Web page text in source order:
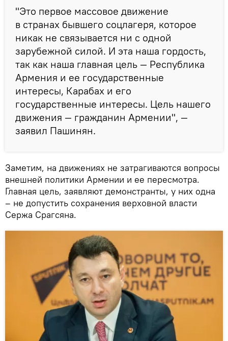
"Это первое массовое движение
в странах бывшего соцлагеря, которое
никак не связывается ни с одной
зарубежной силой. И эта наша гордость,
так как наша главная цель — Республика
Армения и ее государственные
интересы, Карабах и его
государственные интересы. Цель нашего
движения — гражданин Армении", —
заявил Пашинян.
Заметим, на движениях не затрагиваются вопросы
внешней политики Армении и ее пересмотра.
Главная цель, заявляют демонстранты, у них одна
– не допустить сохранения верховной власти
Сержа Срагсяна.